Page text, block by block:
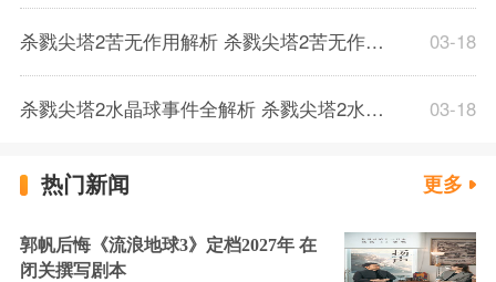
杀戮尖塔2苦无作用解析 杀戮尖塔2苦无作用介绍一览 03-18
杀戮尖塔2水晶球事件全解析 杀戮尖塔2水晶球事件介绍一览 03-18
热门新闻 更多
郭帆后悔《流浪地球3》定档2027年 在
闭关撰写剧本